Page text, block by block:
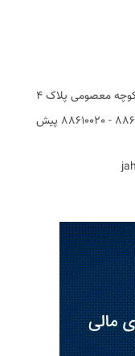
معصومی پلاک 4
تلفن تماس: 88610021- 88610023 - 88610019 - 88610020 پیش